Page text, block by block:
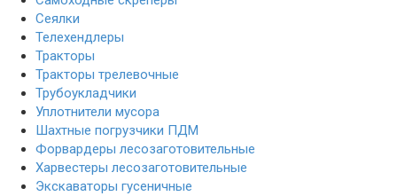
Сеялки
Телехендлеры
Тракторы
Тракторы трелевочные
Трубоукладчики
Уплотнители мусора
Шахтные погрузчики ПДМ
Форвардеры лесозаготовительные
Харвестеры лесозаготовительные
Экскаваторы гусеничные